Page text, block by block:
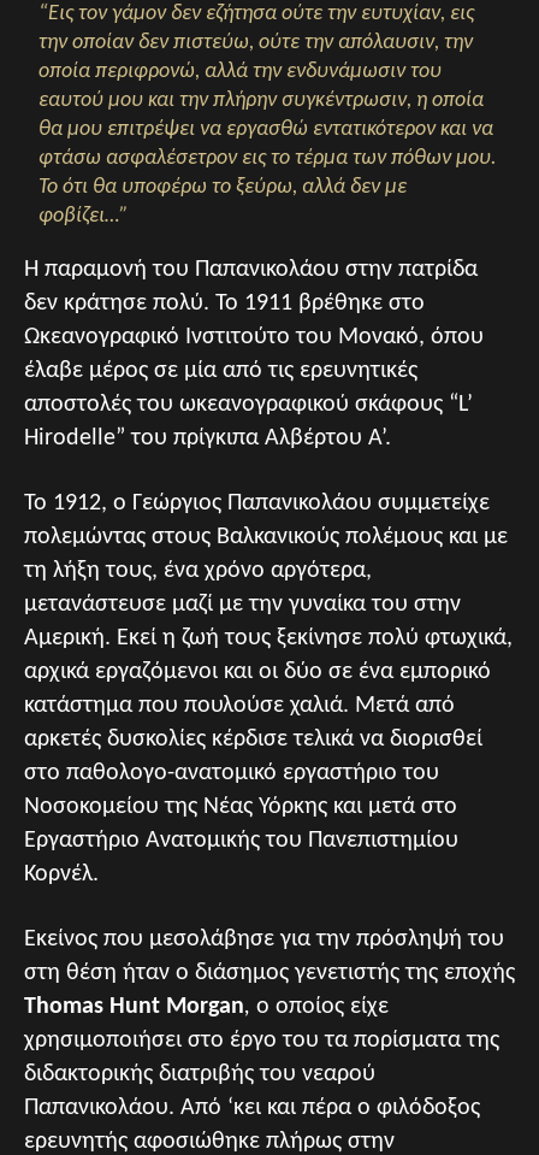
“Εις τον γάμον δεν εζήτησα ούτε την ευτυχίαν, εις
την οποίαν δεν πιστεύω, ούτε την απόλαυσιν, την
οποία περιφρονώ, αλλά την ενδυνάμωσιν του
εαυτού μου και την πλήρην συγκέντρωσιν, η οποία
θα μου επιτρέψει να εργασθώ εντατικότερον και να
φτάσω ασφαλέσετρον εις το τέρμα των πόθων μου.
Το ότι θα υποφέρω το ξεύρω, αλλά δεν με
φοβίζει…”
Η παραμονή του Παπανικολάου στην πατρίδα
δεν κράτησε πολύ. Το 1911 βρέθηκε στο
Ωκεανογραφικό Ινστιτούτο του Μονακό, όπου
έλαβε μέρος σε μία από τις ερευνητικές
αποστολές του ωκεανογραφικού σκάφους “L’
Hirodelle” του πρίγκιπα Αλβέρτου Α’.
Το 1912, ο Γεώργιος Παπανικολάου συμμετείχε
πολεμώντας στους Βαλκανικούς πολέμους και με
τη λήξη τους, ένα χρόνο αργότερα,
μετανάστευσε μαζί με την γυναίκα του στην
Αμερική. Εκεί η ζωή τους ξεκίνησε πολύ φτωχικά,
αρχικά εργαζόμενοι και οι δύο σε ένα εμπορικό
κατάστημα που πουλούσε χαλιά. Μετά από
αρκετές δυσκολίες κέρδισε τελικά να διορισθεί
στο παθολογο-ανατομικό εργαστήριο του
Νοσοκομείου της Νέας Υόρκης και μετά στο
Εργαστήριο Ανατομικής του Πανεπιστημίου
Κορνέλ.
Εκείνος που μεσολάβησε για την πρόσληψή του
στη θέση ήταν ο διάσημος γενετιστής της εποχής
Thomas Hunt Morgan, ο οποίος είχε
χρησιμοποιήσει στο έργο του τα πορίσματα της
διδακτορικής διατριβής του νεαρού
Παπανικολάου. Από ‘κει και πέρα ο φιλόδοξος
ερευνητής αφοσιώθηκε πλήρως στην